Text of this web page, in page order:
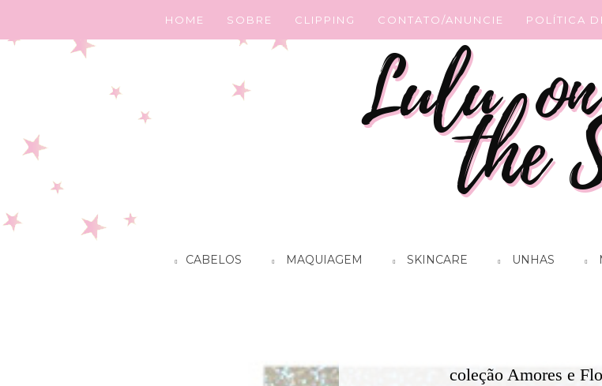
HOME SOBRE CLIPPING CONTATO/ANUNCIE POLÍTICA
CABELOS MAQUIAGEM SKINCARE UNHAS
coleção Amores e